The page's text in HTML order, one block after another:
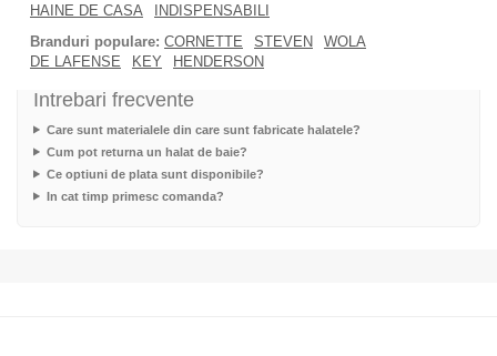
HAINE DE CASA
INDISPENSABILI
Branduri populare: CORNETTE STEVEN
WOLA
DE LAFENSE
KEY HENDERSON
Intrebari frecvente
Care sunt materialele din care sunt fabricate halatele?
Cum pot returna un halat de baie?
Ce optiuni de plata sunt disponibile?
In cat timp primesc comanda?